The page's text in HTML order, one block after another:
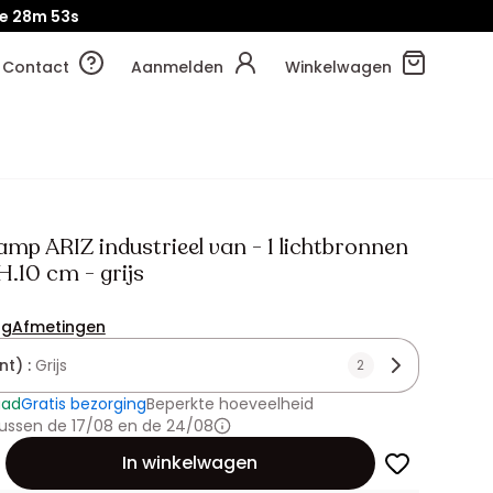
28m 51s
Contact Aanmelden Winkelwagen
ARIZ industrieel van - 1 lichtbronnen
cm - grijs
Afmetingen
: Grijs 2
Gratis bezorgingBeperkte hoeveelheid
de 17/08 en de 24/08
In winkelwagen